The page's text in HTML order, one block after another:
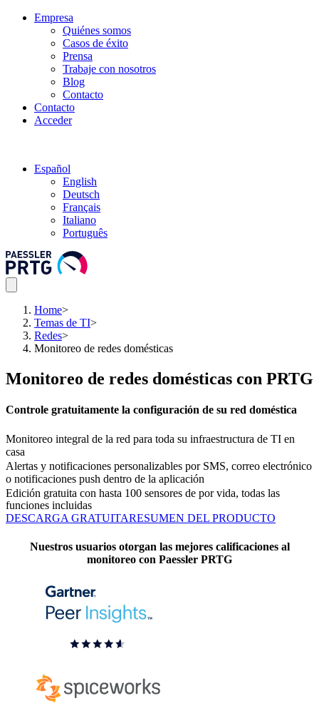
Empresa
Quiénes somos
Casos de éxito
Prensa
Trabaje con nosotros
Blog
Contacto
Contacto
Acceder
Español
English
Deutsch
Français
Italiano
Português
Home>
Temas de TI>
Redes>
Monitoreo de redes domésticas
Monitoreo de redes domésticas con PRTG
Controle gratuitamente la configuración de su red doméstica
Monitoreo integral de la red para toda su infraestructura de TI en
casa
Alertas y notificaciones personalizables por SMS, correo electrónico
o notificaciones push dentro de la aplicación
Edición gratuita con hasta 100 sensores de por vida, todas las
funciones incluidas
DESCARGA GRATUITARESUMEN DEL PRODUCTO
Nuestros usuarios otorgan las mejores calificaciones al
monitoreo con Paessler PRTG